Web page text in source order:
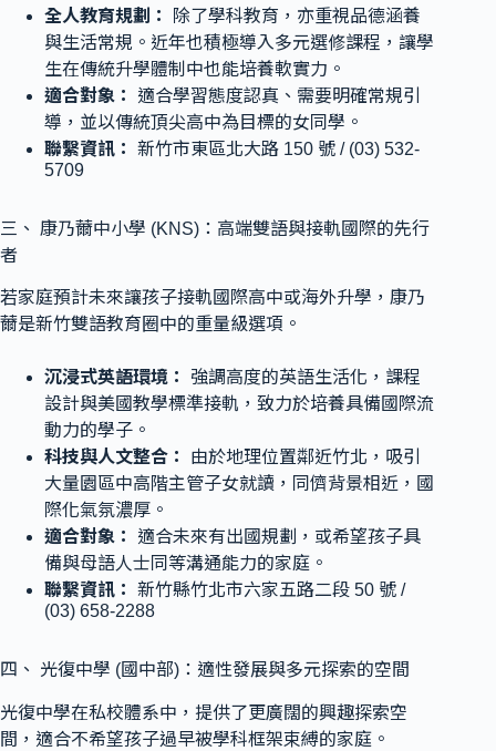
全人教育規劃：
除了學科教育，亦重視品德涵養
與生活常規。近年也積極導入多元選修課程，讓學
生在傳統升學體制中也能培養軟實力。
適合對象：
適合學習態度認真、需要明確常規引
導，並以傳統頂尖高中為目標的女同學。
聯繫資訊：
新竹市東區北大路 150 號 / (03) 532-
5709
三、 康乃薾中小學 (KNS)：高端雙語與接軌國際的先行
者
若家庭預計未來讓孩子接軌國際高中或海外升學，康乃
薾是新竹雙語教育圈中的重量級選項。
沉浸式英語環境：
強調高度的英語生活化，課程
設計與美國教學標準接軌，致力於培養具備國際流
動力的學子。
科技與人文整合：
由於地理位置鄰近竹北，吸引
大量園區中高階主管子女就讀，同儕背景相近，國
際化氣氛濃厚。
適合對象：
適合未來有出國規劃，或希望孩子具
備與母語人士同等溝通能力的家庭。
聯繫資訊：
新竹縣竹北市六家五路二段 50 號 /
(03) 658-2288
四、 光復中學 (國中部)：適性發展與多元探索的空間
光復中學在私校體系中，提供了更廣闊的興趣探索空
間，適合不希望孩子過早被學科框架束縛的家庭。